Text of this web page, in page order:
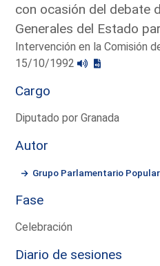
con ocasión del debate
Generales del Estado
Intervención en la Comisión
15/10/1992
Cargo
Diputado por Granada
Autor
Grupo Parlamentario
Fase
Celebración
Diario de sesiones